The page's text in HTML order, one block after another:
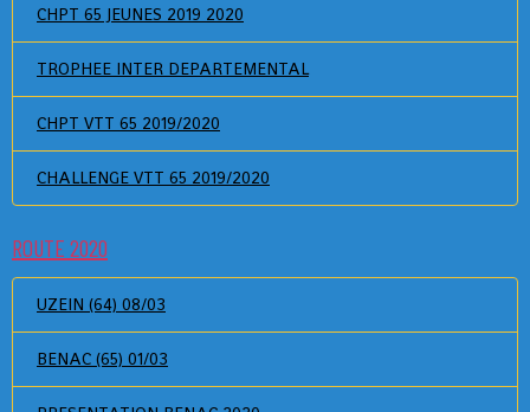
CHPT 65 JEUNES 2019 2020
TROPHEE INTER DEPARTEMENTAL
CHPT VTT 65 2019/2020
CHALLENGE VTT 65 2019/2020
ROUTE 2020
UZEIN (64) 08/03
BENAC (65) 01/03